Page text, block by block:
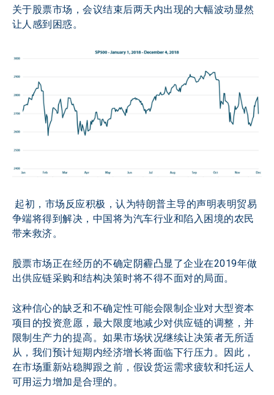
关于股票市场，会议结束后两天内出现的大幅波动显然
让人感到困惑。
争端将得到解决，中国将为汽车行业和陷入困境的农民
带来救济。
股票市场正在经历的不确定阴霾凸显了企业在2019年做
出供应链采购和结构决策时将不得不面对的局面。
这种信心的缺乏和不确定性可能会限制企业对大型资本
项目的投资意愿，最大限度地减少对供应链的调整，并
限制生产力的提高。如果市场状况继续让决策者无所适
从，我们预计短期内经济增长将面临下行压力。因此，
在市场重新站稳脚跟之前，假设货运需求疲软和托运人
可用运力增加是合理的。